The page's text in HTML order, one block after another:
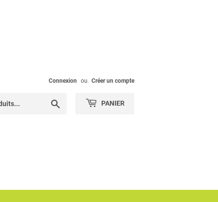
Connexion ou Créer un compte
Chercher PANIER